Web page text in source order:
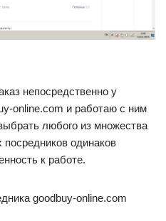
непосредственно у
online.com и работаю с ним
любого из множества
посредников одинаков
к работе.
goodbuy-online.com